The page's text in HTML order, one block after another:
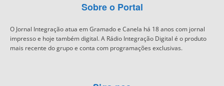
Sobre o Portal
O Jornal Integração atua em Gramado e Canela há 18 anos com jornal
impresso e hoje também digital. A Rádio Integração Digital é o produto
mais recente do grupo e conta com programações exclusivas.